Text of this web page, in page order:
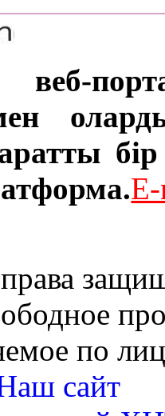
веб-
бір
по